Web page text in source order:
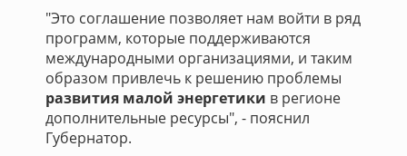
"Это соглашение позволяет нам войти в ряд
программ, которые поддерживаются
международными организациями, и таким
образом привлечь к решению проблемы
развития малой энергетики в регионе
дополнительные ресурсы", - пояснил
Губернатор.